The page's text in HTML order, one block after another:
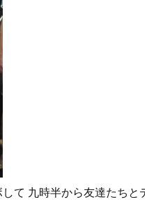
て 九時半から友達たちと